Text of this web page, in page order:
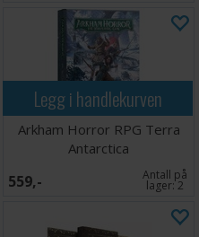
Legg i handlekurven
Arkham Horror RPG Terra
Antarctica
559,- Antall på
lager:2